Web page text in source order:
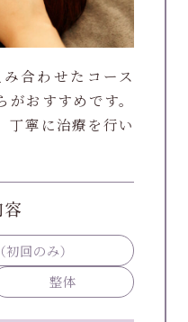
合わせたコース
おすすめです。
丁寧に治療を行い
（初回のみ）
整体